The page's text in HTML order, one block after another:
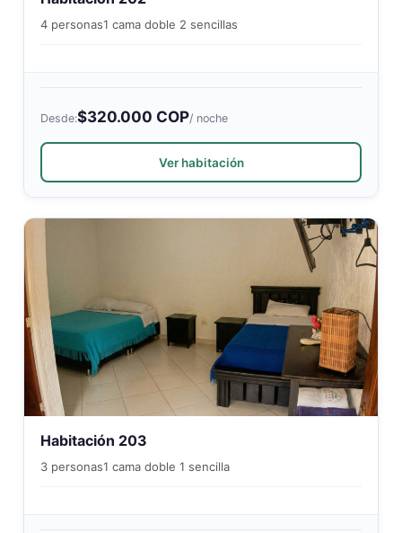
4 personas1 cama doble 2 sencillas
Desde:$320.000 COP/ noche
Ver habitación
Habitación 203
3 personas1 cama doble 1 sencilla